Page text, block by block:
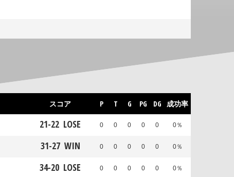
スコア P T G PG DG 成功率
21-22 LOSE 0 0 0 0 0 0％
31-27 WIN 0 0 0 0 0 0％
34-20 LOSE 0 0 0 0 0 0％